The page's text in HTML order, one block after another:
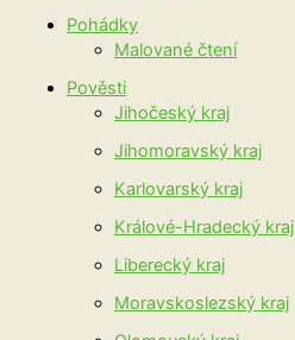
Pohádky
Malované čtení
Pověsti
Jihočeský kraj
Jihomoravský kraj
Karlovarský kraj
Králové-Hradecký kraj
Liberecký kraj
Moravskoslezský kraj